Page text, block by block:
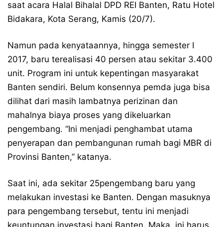
saat acara Halal Bihalal DPD REI Banten, Ratu Hotel
Bidakara, Kota Serang, Kamis (20/7).
Namun pada kenyataannya, hingga semester I
2017, baru terealisasi 40 persen atau sekitar 3.400
unit. Program ini untuk kepentingan masyarakat
Banten sendiri. Belum konsennya pemda juga bisa
dilihat dari masih lambatnya perizinan dan
mahalnya biaya proses yang dikeluarkan
pengembang. “Ini menjadi penghambat utama
penyerapan dan pembangunan rumah bagi MBR di
Provinsi Banten,” katanya.
Saat ini, ada sekitar 25pengembang baru yang
melakukan investasi ke Banten. Dengan masuknya
para pengembang tersebut, tentu ini menjadi